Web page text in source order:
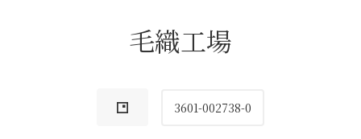
毛織工場
3601-002738-0